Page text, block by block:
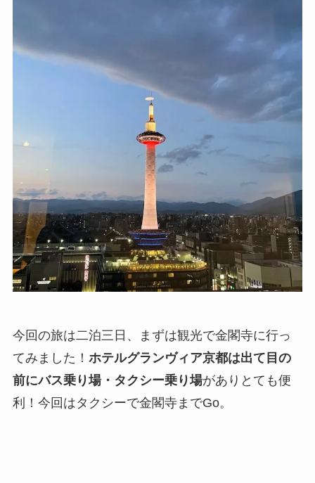
今回の旅は二泊三日、まずは観光で金閣寺に行っ
てみました！ ホテルグランヴィア京都は出て目の
前にバス乗り場・タクシー乗り場がありとても便
利！今回はタクシーで金閣寺までGo。